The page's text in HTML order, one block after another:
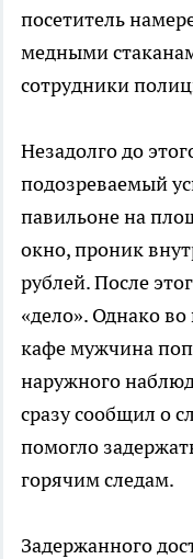
посетитель
медными
сотрудники
Незадолго до
подозреваемый
павильоне на
окно, проник
рублей. После
«дело». Однако
кафе мужчина
наружного
сразу сообщил о
помогло
горячим следам.
Задержанного